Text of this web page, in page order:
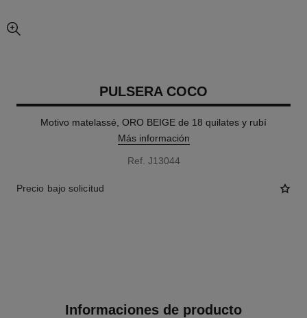
imagen agrandada
PULSERA COCO
Motivo matelassé, ORO BEIGE de 18 quilates y rubí
Más información
Ref. J13044
Precio bajo solicitud
Informaciones de producto